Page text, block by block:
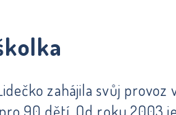
zahájila svůj provoz
90 dětí. Od roku 2003